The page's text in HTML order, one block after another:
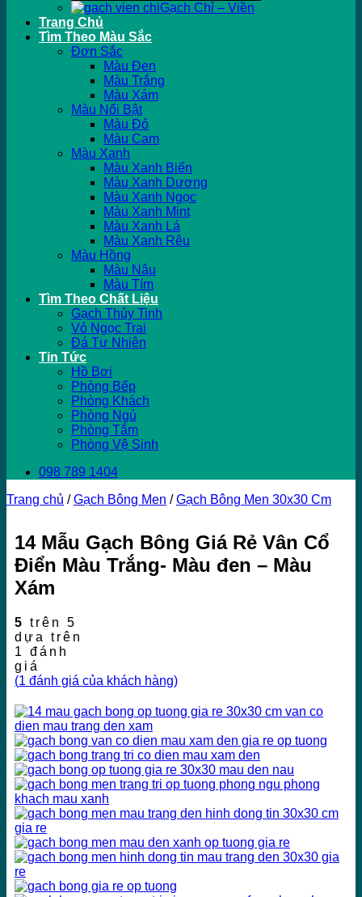
Gạch Chỉ – Viền
Trang Chủ
Tìm Theo Màu Sắc
Đơn Sắc
Màu Đen
Màu Trắng
Màu Xám
Màu Nổi Bật
Màu Đỏ
Màu Cam
Màu Xanh
Màu Xanh Biển
Màu Xanh Dương
Màu Xanh Ngọc
Màu Xanh Mint
Màu Xanh Lá
Màu Xanh Rêu
Màu Hồng
Màu Nâu
Màu Tím
Tìm Theo Chất Liệu
Gạch Thủy Tinh
Vỏ Ngọc Trai
Đá Tự Nhiên
Tin Tức
Hồ Bơi
Phòng Bếp
Phòng Khách
Phòng Ngủ
Phòng Tắm
Phòng Vệ Sinh
098 789 1404
Trang chủ / Gạch Bông Men / Gạch Bông Men 30x30 Cm
14 Mẫu Gạch Bông Giá Rẻ Vân Cổ
Điển Màu Trắng- Màu đen – Màu
Xám
5 trên 5
dựa trên
1
đánh
giá
(1 đánh giá của khách hàng)